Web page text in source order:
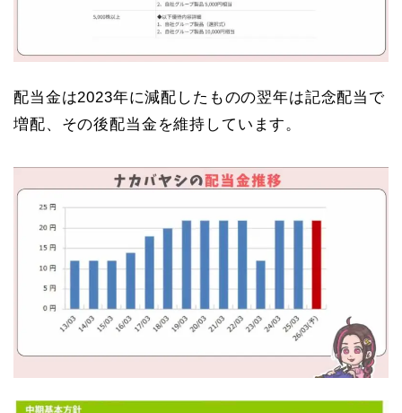
配当金は2023年に減配したものの翌年は記念配当で
増配、その後配当金を維持しています。